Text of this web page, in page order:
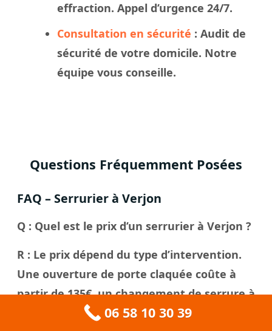
effraction. Appel d’urgence 24/7.
Consultation en sécurité : Audit de
sécurité de votre domicile. Notre
équipe vous conseille.
Questions Fréquemment Posées
FAQ – Serrurier à Verjon
Q : Quel est le prix d’un serrurier à Verjon ?
R : Le prix dépend du type d’intervention.
Une ouverture de porte claquée coûte à
partir de 135€, un changement de serrure à
partir de 150€. Nous fournissons toujours
06 58 10 30 39